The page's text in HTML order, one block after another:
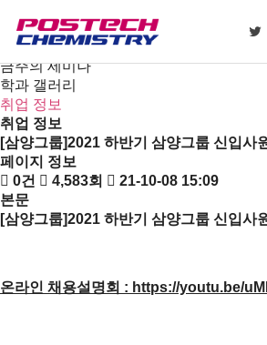
뉴스
공지사항
금주의 세미나
학과 갤러리
취업 정보
취업 정보
[삼양그룹]2021 하반기 삼양그룹 신입사
페이지 정보
0건
4,583회
21-10-08 15:09
본문
[삼양그룹]2021 하반기 삼양그룹 신입사
온라인 채용설명회 : https://youtu.be/